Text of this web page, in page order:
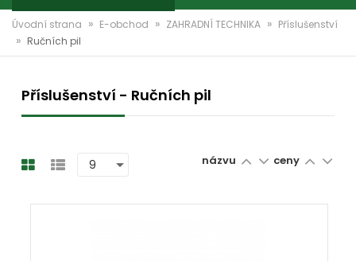
Úvodní strana » E-obchod » ZAHRADNÍ TECHNIKA » Příslušenství
» Ručních pil
Příslušenství - Ručních pil
názvu ceny